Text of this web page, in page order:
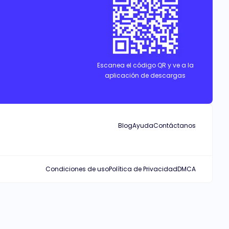
Escanea el código QR y ve a la
aplicación de descargas
BlogAyudaContáctanos
Condiciones de usoPolítica de PrivacidadDMCA